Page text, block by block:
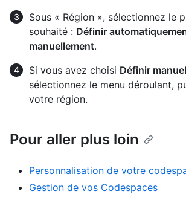
Sous « Région », sélectionnez le
souhaité : Définir
manuellement.
Si vous avez choisi Définir
sélectionnez le menu déroulant,
votre région.
Pour aller plus loin
Personnalisation de votre
Gestion de vos Codespaces